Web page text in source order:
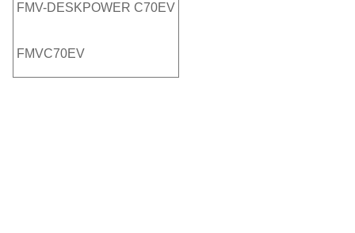
FMV-DESKPOWER C70EV
FMVC70EV